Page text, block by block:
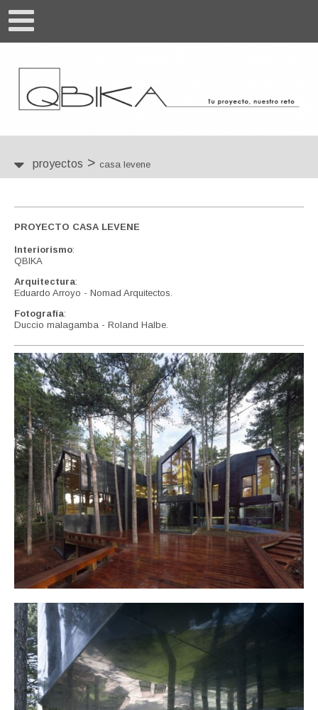
proyectos > casa levene
PROYECTO CASA LEVENE
Interiorismo:
QBIKA
Arquitectura:
Eduardo Arroyo - Nomad Arquitectos.
Fotografía:
Duccio malagamba - Roland Halbe.